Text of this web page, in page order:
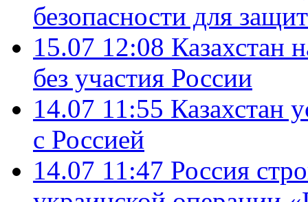
безопасности для
15.07 12:08 Казахстан
без участия России
14.07 11:55 Казахстан
с Россией
14.07 11:47 Россия